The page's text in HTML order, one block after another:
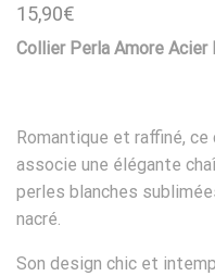
15,90€
Collier Perla Amore Acier
Romantique et raffiné,
associe une élégante
perles blanches
nacré.
Son design chic et